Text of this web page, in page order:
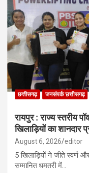
छत्तीसगढ़ जनसंपर्क छत्तीसगढ़
रायपुर : राज्य स्तरीय
खिलाड़ियों का शानदार
August 6, 2026 editor
5 खिलाड़ियों ने जीते स्वर्ण
सम्मानित धमतरी में…